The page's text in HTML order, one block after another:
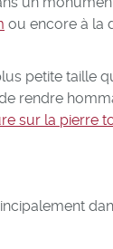
ou encore à la
petite taille
rendre
sur la pierre